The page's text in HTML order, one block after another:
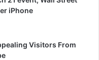
iPhone
Visitors From